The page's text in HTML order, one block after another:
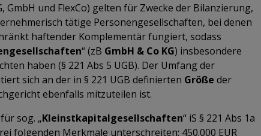
GmbH und FlexCo) gelten für Zwecke der Bilanzierung,
tätige Personengesellschaften, bei denen
haftender Komplementär fungiert, sodass
“ (zB GmbH & Co KG) insbesondere
haben (§ 221 Abs 5 UGB). Der Umfang der
sich an der in § 221 UGB definierten Größe der
ebenfalls mitzuteilen ist.
sog. „Kleinstkapitalgesellschaften“ iS § 221 Abs 1a
folgenden Merkmale unterschreiten: 450.000 EUR